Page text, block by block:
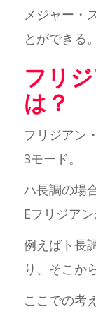
メジャー・
とができる。
フリ
は？
フリジアン
3モード。
ハ長調の場
Eフリジアン
例えばト長
り、そこか
ここでの考